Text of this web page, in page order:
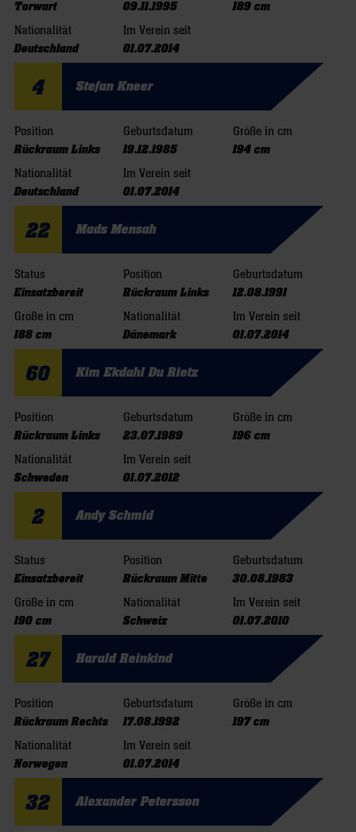
Torwart
09.11.1995
189 cm
Nationalität
Deutschland
Im Verein seit
01.07.2014
4 Stefan Kneer
Position
Rückraum Links
Geburtsdatum
19.12.1985
Größe in cm
194 cm
Nationalität
Deutschland
Im Verein seit
01.07.2014
22 Mads Mensah
Status
Einsatzbereit
Position
Rückraum Links
Geburtsdatum
12.08.1991
Größe in cm
188 cm
Nationalität
Dänemark
Im Verein seit
01.07.2014
60 Kim Ekdahl Du Rietz
Position
Rückraum Links
Geburtsdatum
23.07.1989
Größe in cm
196 cm
Nationalität
Schweden
Im Verein seit
01.07.2012
2 Andy Schmid
Status
Einsatzbereit
Position
Rückraum Mitte
Geburtsdatum
30.08.1983
Größe in cm
190 cm
Nationalität
Schweiz
Im Verein seit
01.07.2010
27 Harald Reinkind
Position
Rückraum Rechts
Geburtsdatum
17.08.1992
Größe in cm
197 cm
Nationalität
Norwegen
Im Verein seit
01.07.2014
32 Alexander Petersson